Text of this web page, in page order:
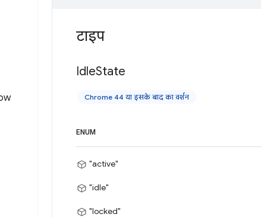
टाइप
IdleState
Chrome 44 या इसके बाद का वर्शन
ENUM
"active"
"idle"
"locked"